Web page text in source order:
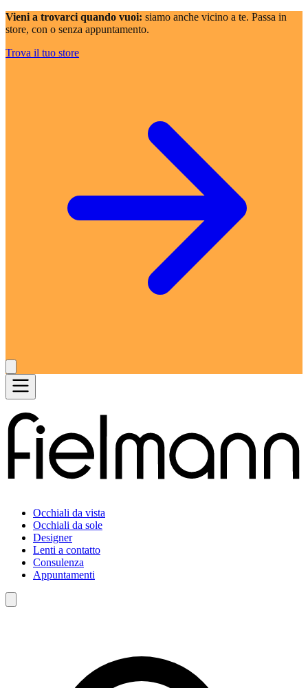
Vieni a trovarci quando vuoi: siamo anche vicino a te. Passa in
store, con o senza appuntamento.
Trova il tuo store
Occhiali da vista
Occhiali da sole
Designer
Lenti a contatto
Consulenza
Appuntamenti